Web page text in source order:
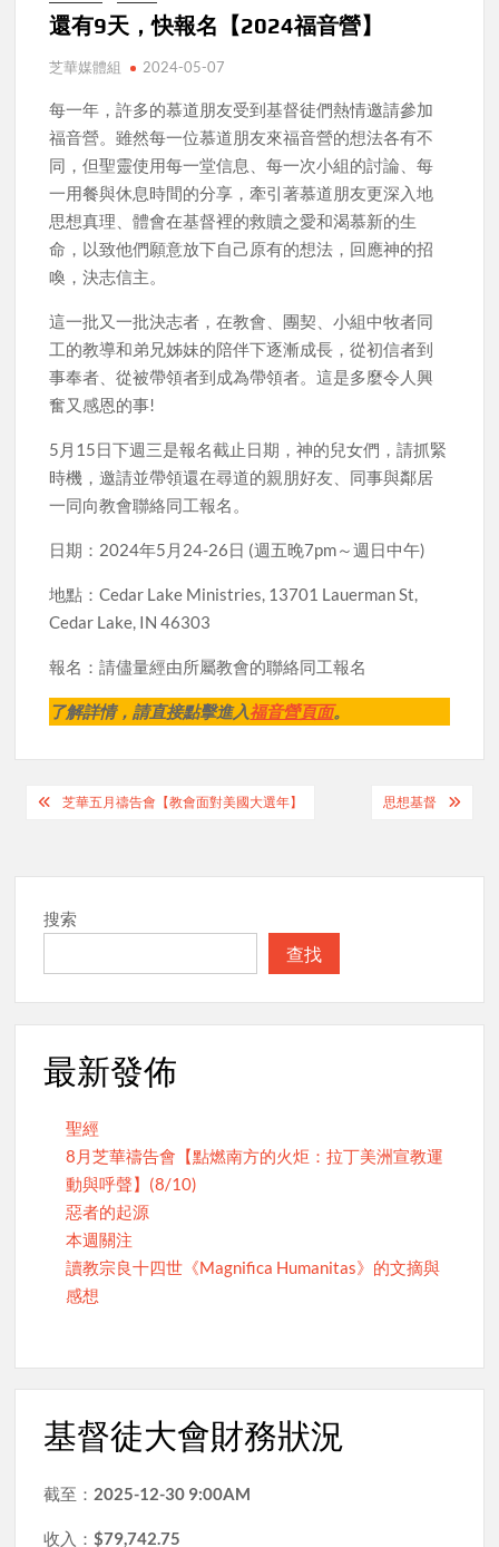
還有9天，快報名【2024福音營】
芝華媒體組 2024-05-07
每一年，許多的慕道朋友受到基督徒們熱情邀請參加
福音營。雖然每一位慕道朋友來福音營的想法各有不
同，但聖靈使用每一堂信息、每一次小組的討論、每
一用餐與休息時間的分享，牽引著慕道朋友更深入地
思想真理、體會在基督裡的救贖之愛和渴慕新的生
命，以致他們願意放下自己原有的想法，回應神的招
喚，決志信主。
這一批又一批決志者，在教會、團契、小組中牧者同
工的教導和弟兄姊妹的陪伴下逐漸成長，從初信者到
事奉者、從被帶領者到成為帶領者。這是多麼令人興
奮又感恩的事!
5月15日下週三是報名截止日期，神的兒女們，請抓緊
時機，邀請並帶領還在尋道的親朋好友、同事與鄰居
一同向教會聯絡同工報名。
日期：2024年5月24-26日 (週五晚7pm～週日中午)
地點：Cedar Lake Ministries, 13701 Lauerman St,
Cedar Lake, IN 46303
報名：請儘量經由所屬教會的聯絡同工報名
了解詳情，請直接點擊進入福音營頁面。
Post芝華五月禱告會【教會面對美國大選年】 思想基督
搜索
查找
最新發佈
聖經
8月芝華禱告會【點燃南方的火炬：拉丁美洲宣教運
動與呼聲】(8/10)
惡者的起源
本週關注
讀教宗良十四世《Magnifica Humanitas》的文摘與
感想
基督徒大會財務狀況
截至： 2025-12-30 9:00AM
收入：$79,742.75